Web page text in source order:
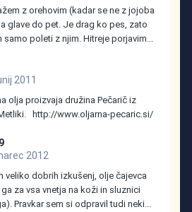
z orehovim (kadar se ne z jojoba
glave do pet. Je drag ko pes, zato
samo poleti z njim. Hitreje porjavim...
2011
olja proizvaja družina Pečarič iz
http://www.oljarna-pecaric.si/
2012
veliko dobrih izkušenj, olje čajevca
za vsa vnetja na koži in sluznici
Pravkar sem si odpravil tudi neki...